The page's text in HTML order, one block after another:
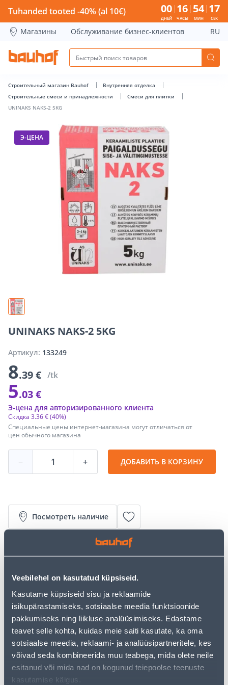
Veebilehel on kasutatud küpsiseid.
Kasutame küpsiseid sisu ja reklaamide
isikupärastamiseks, sotsiaalse meedia funktsioonide
pakkumiseks ning liikluse analüüsimiseks. Edastame
teavet selle kohta, kuidas meie saiti kasutate, ka oma
sotsiaalse meedia, reklaami- ja analüüsipartneritele, kes
võivad seda kombineerida muu teabega, mida olete neile
esitanud või mida nad on kogunud teiepoolse teenuste
kasutamise käigus.
UNINAKS NAKS-2 5KG - Bauhof has loaded
Tuhanded tooted -40% (al 10€) 00
ДНЕЙ
16
ЧАСЫ
54
МИН
17
СЕК
Магазины Обслуживание бизнес-клиентов RU
Строительный магазин Bauhof
Внутренняя отделка
Строительные смеси и принадлежности
Смеси для плитки
UNINAKS NAKS-2 5KG
Э-ЦЕНА
UNINAKS NAKS-2 5KG
Артикул: 133249
8.39 € /tk
5.03 €
Специальные цены интернет-магазина могут отличаться от
цен обычного магазина
Скидка 3.36 €(40%)
Э-цена для авторизированного клиента
− + ДОБАВИТЬ В КОРЗИНУ
Посмотреть наличие
• Kõrgekvaliteediline keraamiliste plaatide
paigaldussegu sise- ja välistingimustesse.
paigaldamiseks kivile, krohvile, betoonile ja teistele
kõvadele pindadele.
• Samuti sobib plaatide paigaldamiseks.
• 14-päevane tagastusõigus.
Предполагаемая доставка 4,99 € от 2-5 tööpäeva
Забрать в магазине, с 10.08.2026